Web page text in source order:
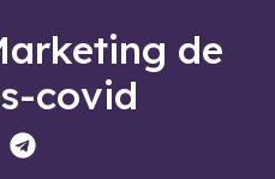
de
covid